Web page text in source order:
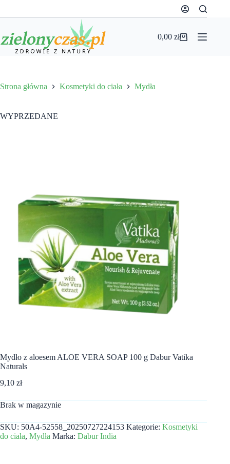
Koszyk
0,00zł
Strona główna Kosmetyki do ciała Mydła
WYPRZEDANE
Mydło z aloesem ALOE VERA SOAP 100 g Dabur Vatika
Naturals
9,10 zł
Brak w magazynie
SKU: 50A4-52558_20250727224153 Kategorie: Kosmetyki
do ciała, Mydła Marka: Dabur India